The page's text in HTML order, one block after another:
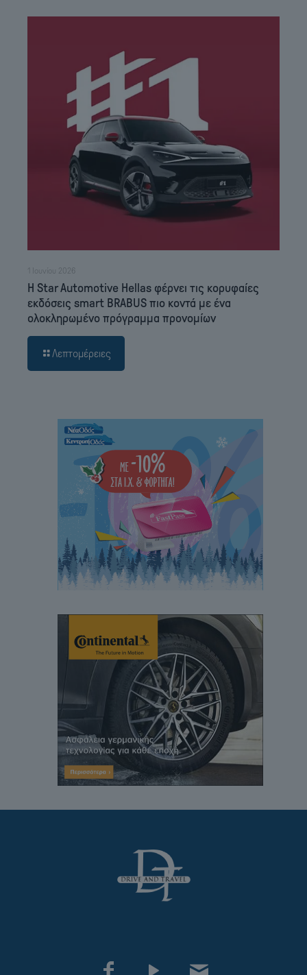
1 Ιουνίου 2026
Η Star Automotive Hellas φέρνει τις κορυφαίες
εκδόσεις smart BRABUS πιο κοντά με ένα
ολοκληρωμένο πρόγραμμα προνομίων
Λεπτομέρειες